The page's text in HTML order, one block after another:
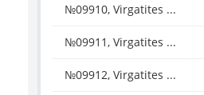
№09910, Virgatites ...
№09911, Virgatites ...
№09912, Virgatites ...